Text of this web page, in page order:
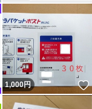
いね！
1,000円